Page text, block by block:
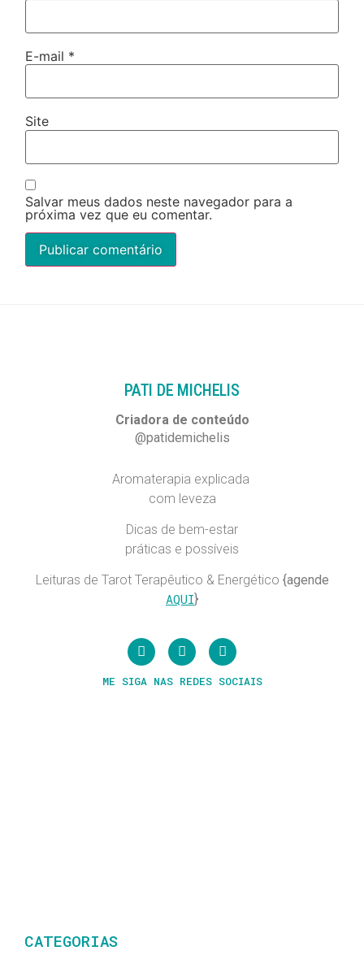
E-mail *
Site
Salvar meus dados neste navegador para a
próxima vez que eu comentar.
PATI DE MICHELIS​
Criadora de conteúdo
@patidemichelis
Aromaterapia explicada
com leveza
Dicas de bem-estar
práticas e possíveis
Leituras de Tarot Terapêutico & Energético {agende
AQUI}
ME SIGA NAS REDES SOCIAIS
CATEGORIAS